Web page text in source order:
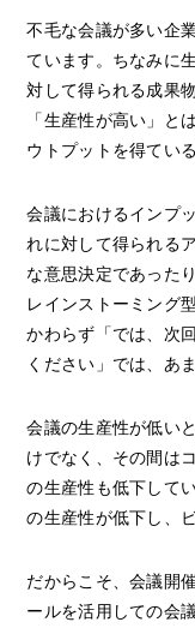
不毛な会議が多い企
ています。ちなみに
対して得られる成果
「生産性が高い」と
ウトプットを得てい
会議におけるインプ
れに対して得られる
な意思決定であった
レインストーミング
かわらず「では、次
ください」では、あ
会議の生産性が低い
けでなく、その間は
の生産性も低下して
の生産性が低下し、
だからこそ、会議開
ールを活用しての会